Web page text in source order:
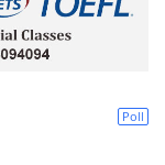
Poll